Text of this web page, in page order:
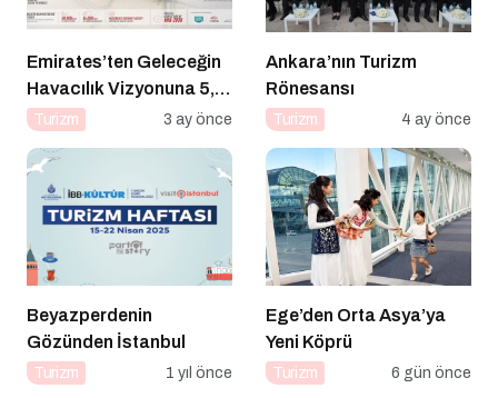
Emirates’ten Geleceğin
Havacılık Vizyonuna 5,1
Milyar Dolarlık Dev
Turizm 3 ay önce
Ankara’nın Turizm
Rönesansı
Turizm 4 ay önce
Beyazperdenin
Gözünden İstanbul
Turizm 1 yıl önce
Ege’den Orta Asya’ya
Yeni Köprü
Turizm 6 gün önce